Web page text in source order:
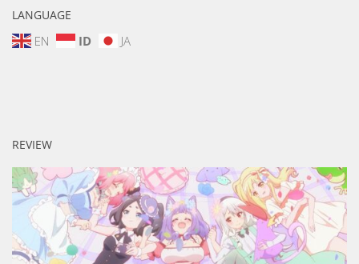
LANGUAGE
EN ID JA
REVIEW